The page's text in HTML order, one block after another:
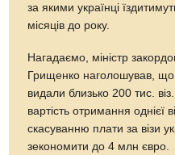
за якими українці
місяців до року.
Нагадаємо, міністр
Грищенко наголошував, що
видали близько 200 тис.
вартість отримання однієї
скасуванню плати за візи
зекономити до 4 млн євро.